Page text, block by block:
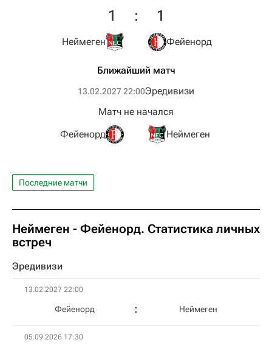
Неймеген
1 : 1
Фейенорд
Ближайший матч
13.02.2027 22:00Эредивизи
Фейенорд
Матч не начался
Неймеген
Последние матчи
Неймеген - Фейенорд. Статистика личных
встреч
Эредивизи
13.02.2027 22:00
Фейенорд Неймеген
05.09.2026 17:30